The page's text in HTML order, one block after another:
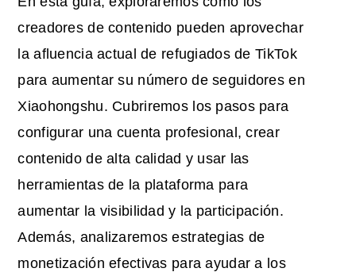
creadores de contenido pueden aprovechar
la afluencia actual de refugiados de TikTok
para aumentar su número de seguidores en
Xiaohongshu. Cubriremos los pasos para
configurar una cuenta profesional, crear
contenido de alta calidad y usar las
herramientas de la plataforma para
aumentar la visibilidad y la participación.
Además, analizaremos estrategias de
monetización efectivas para ayudar a los